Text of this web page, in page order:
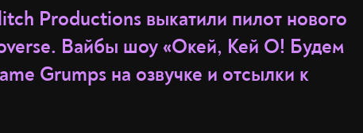
Productions выкатили пилот нового
Вайбы шоу «Окей, Кей О! Будем
Grumps на озвучке и отсылки к